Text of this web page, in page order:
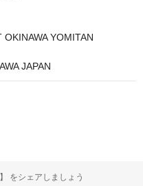
YOMITAN
JAPAN
をシェアしましょう